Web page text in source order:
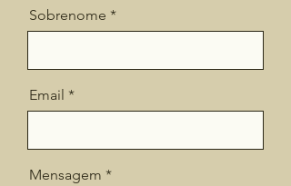
Sobrenome
Email
Mensagem